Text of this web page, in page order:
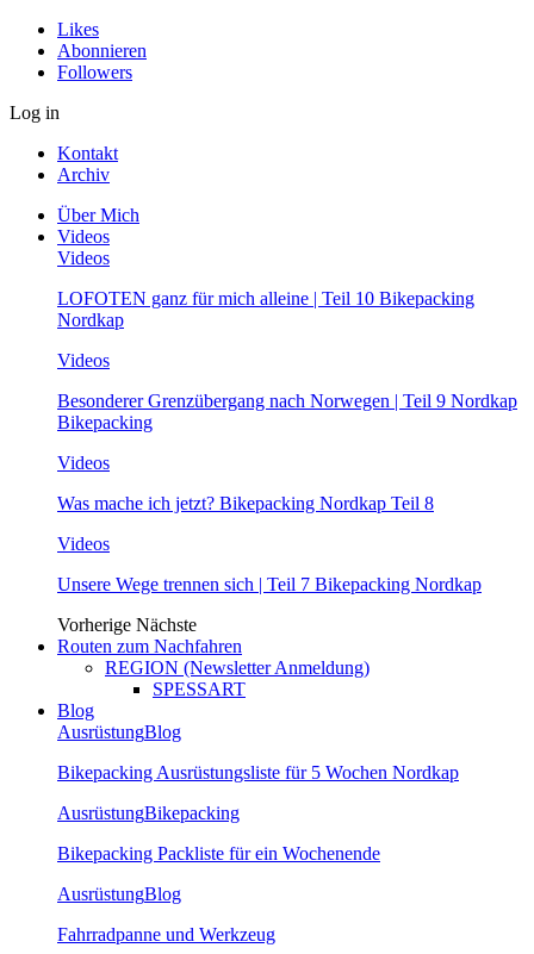
Likes
Abonnieren
Followers
Log in
Kontakt
Archiv
Über Mich
Videos
Videos
LOFOTEN ganz für mich alleine | Teil 10 Bikepacking
Nordkap
Videos
Besonderer Grenzübergang nach Norwegen | Teil 9 Nordkap
Bikepacking
Videos
Was mache ich jetzt? Bikepacking Nordkap Teil 8
Videos
Unsere Wege trennen sich | Teil 7 Bikepacking Nordkap
Vorherige Nächste
Routen zum Nachfahren
REGION (Newsletter Anmeldung)
SPESSART
Blog
AusrüstungBlog
Bikepacking Ausrüstungsliste für 5 Wochen Nordkap
AusrüstungBikepacking
Bikepacking Packliste für ein Wochenende
AusrüstungBlog
Fahrradpanne und Werkzeug